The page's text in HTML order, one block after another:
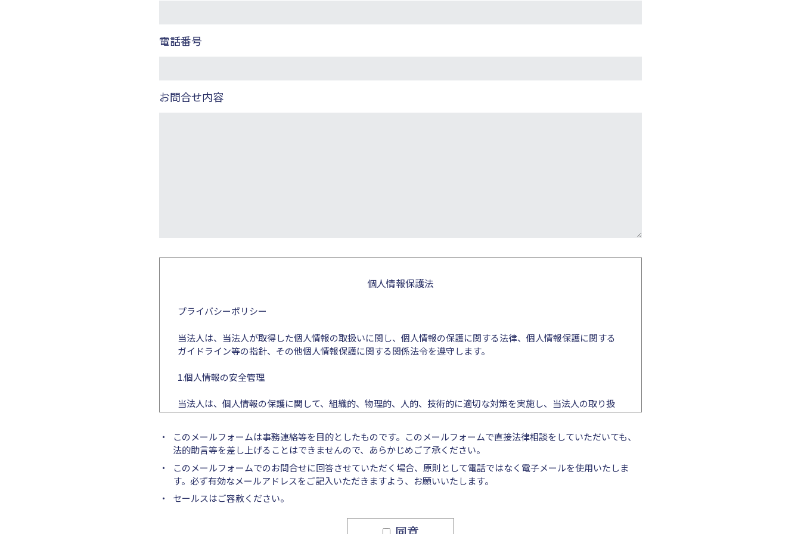
電話番号
お問合せ内容
個人情報保護法
プライバシーポリシー
当法人は、当法人が取得した個人情報の取扱いに関し、個人情報の保護に関する法律、個人情報保護に関する
ガイドライン等の指針、その他個人情報保護に関する関係法令を遵守します。
1.個人情報の安全管理
当法人は、個人情報の保護に関して、組織的、物理的、人的、技術的に適切な対策を実施し、当法人の取り扱
う個人情報の漏えい、滅失又はき損の防止その他の個人情報の安全管理のために必要かつ適切な措置を講ずる
2.個人情報の取得等の遵守事項
当法人による個人情報の取得、利用、提供については、以下の事項を遵守します。
このメールフォームは事務連絡等を目的としたものです。このメールフォームで直接法律相談をしていただいても、
法的助言等を差し上げることはできませんので、あらかじめご了承ください。
このメールフォームでのお問合せに回答させていただく場合、原則として電話ではなく電子メールを使用いたしま
す。必ず有効なメールアドレスをご記入いただきますよう、お願いいたします。
セールスはご容赦ください。